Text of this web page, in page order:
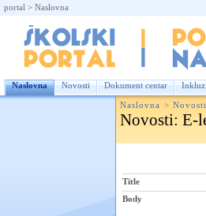
portal > Naslovna
Naslovna Novosti Dokument centar
Naslovna > Novosti
Novosti: E-
Title
Body